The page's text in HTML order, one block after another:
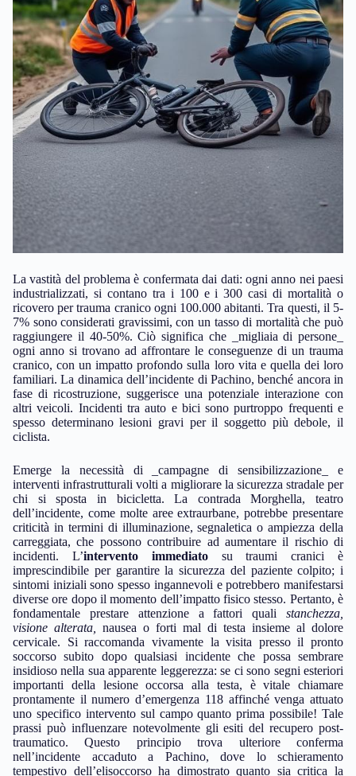
La vastità del problema è confermata dai dati: ogni anno nei paesi
industrializzati, si contano tra i 100 e i 300 casi di mortalità o
ricovero per trauma cranico ogni 100.000 abitanti. Tra questi, il 5-
7% sono considerati gravissimi, con un tasso di mortalità che può
raggiungere il 40-50%. Ciò significa che _migliaia di persone_
ogni anno si trovano ad affrontare le conseguenze di un trauma
cranico, con un impatto profondo sulla loro vita e quella dei loro
familiari. La dinamica dell’incidente di Pachino, benché ancora in
fase di ricostruzione, suggerisce una potenziale interazione con
altri veicoli. Incidenti tra auto e bici sono purtroppo frequenti e
spesso determinano lesioni gravi per il soggetto più debole, il
ciclista.
Emerge la necessità di _campagne di sensibilizzazione_ e
interventi infrastrutturali volti a migliorare la sicurezza stradale per
chi si sposta in bicicletta. La contrada Morghella, teatro
dell’incidente, come molte aree extraurbane, potrebbe presentare
criticità in termini di illuminazione, segnaletica o ampiezza della
carreggiata, che possono contribuire ad aumentare il rischio di
incidenti. L’intervento immediatosu traumi cranici è
imprescindibile per garantire la sicurezza del paziente colpito; i
sintomi iniziali sono spesso ingannevoli e potrebbero manifestarsi
diverse ore dopo il momento dell’impatto fisico stesso. Pertanto, è
fondamentale prestare attenzione a fattori quali stanchezza,
visione alterata,
nausea o forti mal di testa insieme al dolore
cervicale. Si raccomanda vivamente la visita presso il pronto
soccorso subito dopo qualsiasi incidente che possa sembrare
insidioso nella sua apparente leggerezza: se ci sono segni esteriori
importanti della lesione occorsa alla testa, è vitale chiamare
prontamente il numero d’emergenza 118 affinché venga attuato
uno specifico intervento sul campo quanto prima possibile! Tale
prassi può influenzare notevolmente gli esiti del recupero post-
traumatico. Questo principio trova ulteriore conferma
nell’incidente accaduto a Pachino, dove lo schieramento
tempestivo dell’elisoccorso ha dimostrato quanto sia critica la